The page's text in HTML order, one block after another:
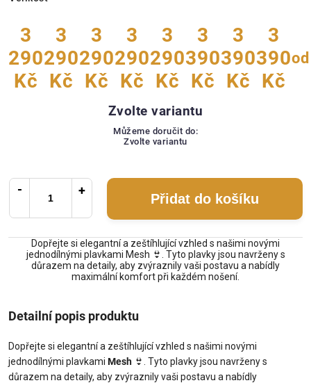
3
290
Kč
3
290
Kč
3
290
Kč
3
290
Kč
3
290
Kč
3
390
Kč
3
390
Kč
3
390
Kč
od
Zvolte variantu
Můžeme doručit do:
Zvolte variantu
Přidat do košíku
Dopřejte si elegantní a zeštíhlující vzhled s našimi novými
jednodílnými plavkami Mesh 👙. Tyto plavky jsou navrženy s
důrazem na detaily, aby zvýraznily vaši postavu a nabídly
maximální komfort při každém nošení.
Detailní popis produktu
Dopřejte si elegantní a zeštíhlující vzhled s našimi novými
jednodílnými plavkami Mesh 👙 . Tyto plavky jsou navrženy s
důrazem na detaily, aby zvýraznily vaši postavu a nabídly